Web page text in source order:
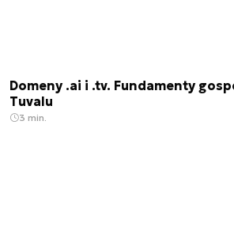
Domeny .ai i .tv. Fundamenty
Tuvalu
3 min.